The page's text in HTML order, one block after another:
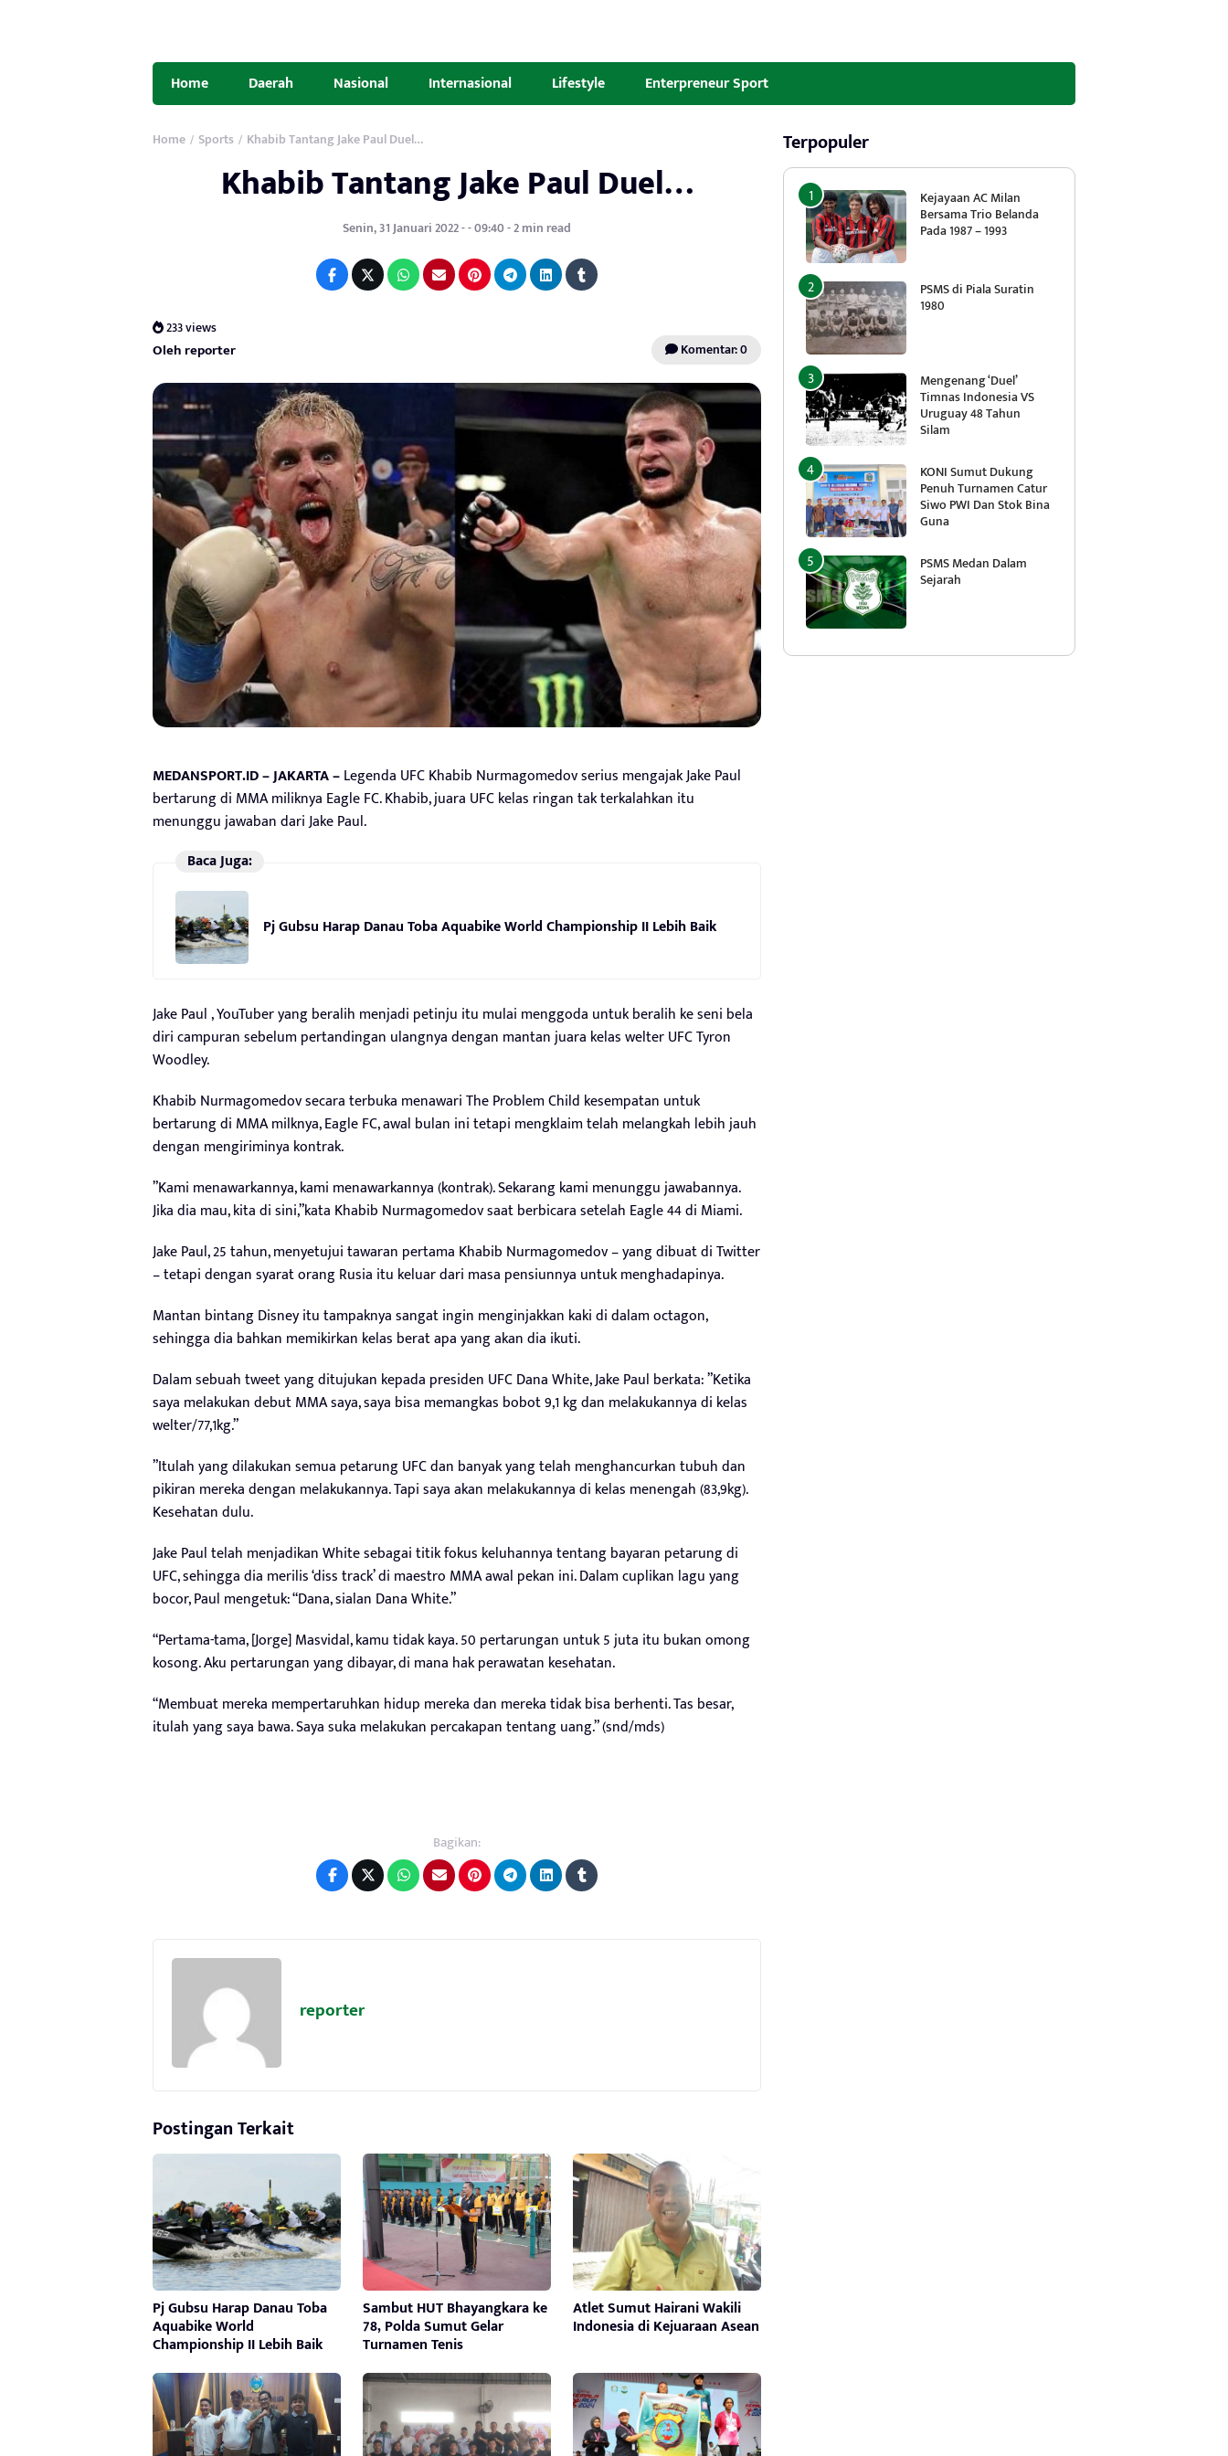
Home Daerah Nasional Internasional Lifestyle Enterpreneur Sport
Home / Sports / Khabib Tantang Jake Paul Duel…
Khabib Tantang Jake Paul Duel…
Senin, 31 Januari 2022 - - 09:40 - 2 min read
233 views
Oleh reporter Komentar: 0
MEDANSPORT.ID – JAKARTA –Legenda UFC Khabib Nurmagomedov serius mengajak Jake Paul
bertarung di MMA miliknya Eagle FC. Khabib, juara UFC kelas ringan tak terkalahkan itu
menunggu jawaban dari Jake Paul.
Baca Juga:
Pj Gubsu Harap Danau Toba Aquabike World Championship II Lebih Baik
Jake Paul , YouTuber yang beralih menjadi petinju itu mulai menggoda untuk beralih ke seni bela
diri campuran sebelum pertandingan ulangnya dengan mantan juara kelas welter UFC Tyron
Woodley.
Khabib Nurmagomedov secara terbuka menawari The Problem Child kesempatan untuk
bertarung di MMA milknya, Eagle FC, awal bulan ini tetapi mengklaim telah melangkah lebih jauh
dengan mengiriminya kontrak.
”Kami menawarkannya, kami menawarkannya (kontrak). Sekarang kami menunggu jawabannya.
Jika dia mau, kita di sini,”kata Khabib Nurmagomedov saat berbicara setelah Eagle 44 di Miami.
Jake Paul, 25 tahun, menyetujui tawaran pertama Khabib Nurmagomedov – yang dibuat di Twitter
– tetapi dengan syarat orang Rusia itu keluar dari masa pensiunnya untuk menghadapinya.
Mantan bintang Disney itu tampaknya sangat ingin menginjakkan kaki di dalam octagon,
sehingga dia bahkan memikirkan kelas berat apa yang akan dia ikuti.
Dalam sebuah tweet yang ditujukan kepada presiden UFC Dana White, Jake Paul berkata: ”Ketika
saya melakukan debut MMA saya, saya bisa memangkas bobot 9,1 kg dan melakukannya di kelas
welter/77,1kg.”
”Itulah yang dilakukan semua petarung UFC dan banyak yang telah menghancurkan tubuh dan
pikiran mereka dengan melakukannya. Tapi saya akan melakukannya di kelas menengah (83,9kg).
Kesehatan dulu.
Jake Paul telah menjadikan White sebagai titik fokus keluhannya tentang bayaran petarung di
UFC, sehingga dia merilis ‘diss track’ di maestro MMA awal pekan ini. Dalam cuplikan lagu yang
bocor, Paul mengetuk: “Dana, sialan Dana White.”
“Pertama-tama, [Jorge] Masvidal, kamu tidak kaya. 50 pertarungan untuk 5 juta itu bukan omong
kosong. Aku pertarungan yang dibayar, di mana hak perawatan kesehatan.
“Membuat mereka mempertaruhkan hidup mereka dan mereka tidak bisa berhenti. Tas besar,
itulah yang saya bawa. Saya suka melakukan percakapan tentang uang.” (snd/mds)
Bagikan:
reporter
Postingan Terkait
Pj Gubsu Harap Danau Toba
Aquabike World
Championship II Lebih Baik
Sambut HUT Bhayangkara ke
78, Polda Sumut Gelar
Turnamen Tenis
Atlet Sumut Hairani Wakili
Indonesia di Kejuaraan Asean
Terpopuler
Kejayaan AC Milan
Bersama Trio Belanda
Pada 1987 – 1993
PSMS di Piala Suratin
1980
Mengenang ‘Duel’
Timnas Indonesia VS
Uruguay 48 Tahun
Silam
KONI Sumut Dukung
Penuh Turnamen Catur
Siwo PWI Dan Stok Bina
Guna
PSMS Medan Dalam
Sejarah